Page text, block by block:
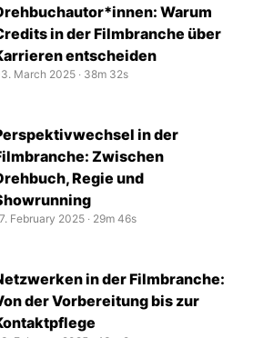
Warum
in der Filmbranche über
entscheiden
March 2025 ‧ 38m 32s
in der
Zwischen
Regie und
February 2025 ‧ 29m 46s
in der Filmbranche:
der Vorbereitung bis zur